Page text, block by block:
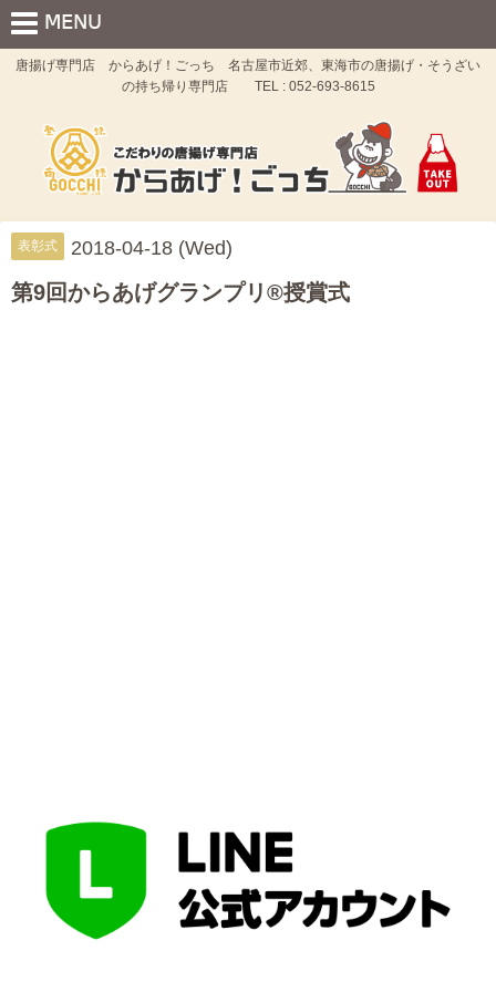
唐揚げ専門店 からあげ！ごっち 名古屋市近郊、東海市の唐揚げ・そうざい
の持ち帰り専門店 TEL : 052-693-8615
表彰式 2018-04-18 (Wed)
第9回からあげグランプリ®授賞式